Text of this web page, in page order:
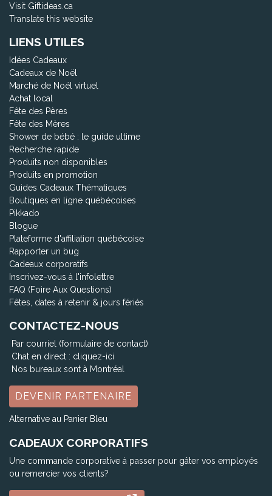
Visit Giftideas.ca
Translate this website
LIENS UTILES
Idées Cadeaux
Cadeaux de Noël
Marché de Noël virtuel
Achat local
Fête des Pères
Fête des Mères
Shower de bébé : le guide ultime
Recherche rapide
Produits non disponibles
Produits en promotion
Guides Cadeaux Thématiques
Boutiques en ligne québécoises
Pikkado
Blogue
Plateforme d'affiliation québécoise
Rapporter un bug
Cadeaux corporatifs
Inscrivez-vous à l'infolettre
FAQ (Foire Aux Questions)
Fêtes, dates à retenir & jours fériés
CONTACTEZ-NOUS
Par courriel (formulaire de contact)
Chat en direct : cliquez-ici
Nos bureaux sont à Montréal
DEVENIR PARTENAIRE
Alternative au Panier Bleu
CADEAUX CORPORATIFS
Une commande corporative à passer pour gâter vos employés
ou remercier vos clients?